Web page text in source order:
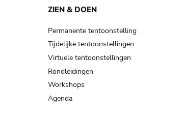
ZIEN & DOEN
Permanente tentoonstelling
Tijdelijke tentoonstellingen
Virtuele tentoonstellingen
Rondleidingen
Workshops
Agenda